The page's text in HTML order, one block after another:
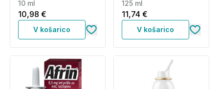
10 ml
10,98 €
V košarico
125 ml
11,74 €
V košarico